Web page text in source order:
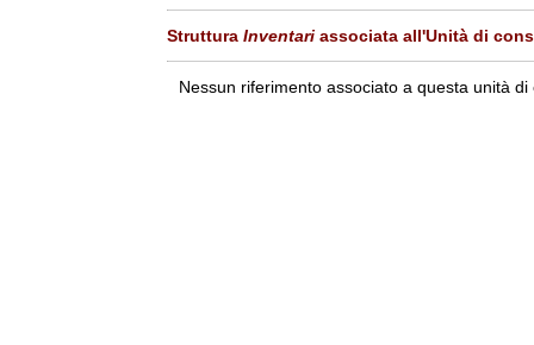
Struttura Inventari associata all'Unità di
Nessun riferimento associato a questa unità